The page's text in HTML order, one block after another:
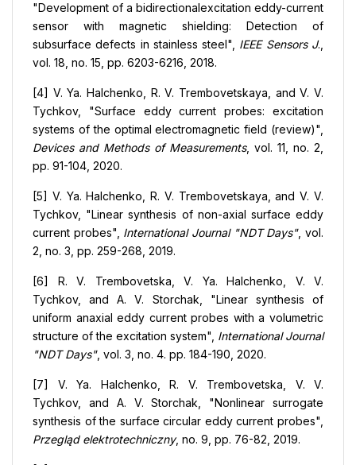
"Development of a bidirectionalexcitation eddy-current
sensor with magnetic shielding: Detection of
subsurface defects in stainless steel", IEEE Sensors J.,
vol. 18, no. 15, pp. 6203-6216, 2018.
[4] V. Ya. Halchenko, R. V. Trembovetskaya, and V. V.
Tychkov, "Surface eddy current probes: excitation
systems of the optimal electromagnetic field (review)",
Devices and Methods of Measurements, vol. 11, no. 2,
pp. 91-104, 2020.
[5] V. Ya. Halchenko, R. V. Trembovetskaya, and V. V.
Tychkov, "Linear synthesis of non-axial surface eddy
current probes", International Journal "NDT Days", vol.
2, no. 3, pp. 259-268, 2019.
[6] R. V. Trembovetska, V. Ya. Halchenko, V. V.
Tychkov, and A. V. Storchak, "Linear synthesis of
uniform anaxial eddy current probes with a volumetric
structure of the excitation system", International Journal
"NDT Days", vol. 3, no. 4. pp. 184-190, 2020.
[7] V. Ya. Halchenko, R. V. Trembovetska, V. V.
Tychkov, and A. V. Storchak, "Nonlinear surrogate
synthesis of the surface circular eddy current probes",
Przegląd elektrotechniczny, no. 9, pp. 76-82, 2019.